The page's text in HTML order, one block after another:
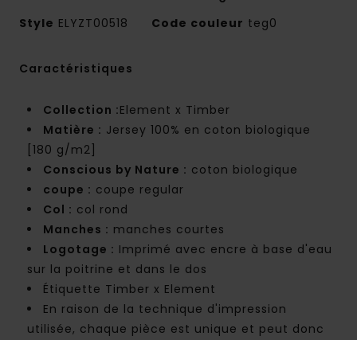
Style ELYZT00518 Code couleur teg0
Caractéristiques
Collection :Element x Timber
Matière : Jersey 100% en coton biologique
[180 g/m2]
Conscious by Nature : coton biologique
coupe : coupe regular
Col : col rond
Manches : manches courtes
Logotage : Imprimé avec encre à base d'eau
sur la poitrine et dans le dos
Étiquette Timber x Element
En raison de la technique d'impression
utilisée, chaque pièce est unique et peut donc